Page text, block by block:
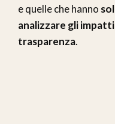
e quelle che hanno
analizzare gli impatti
trasparenza.